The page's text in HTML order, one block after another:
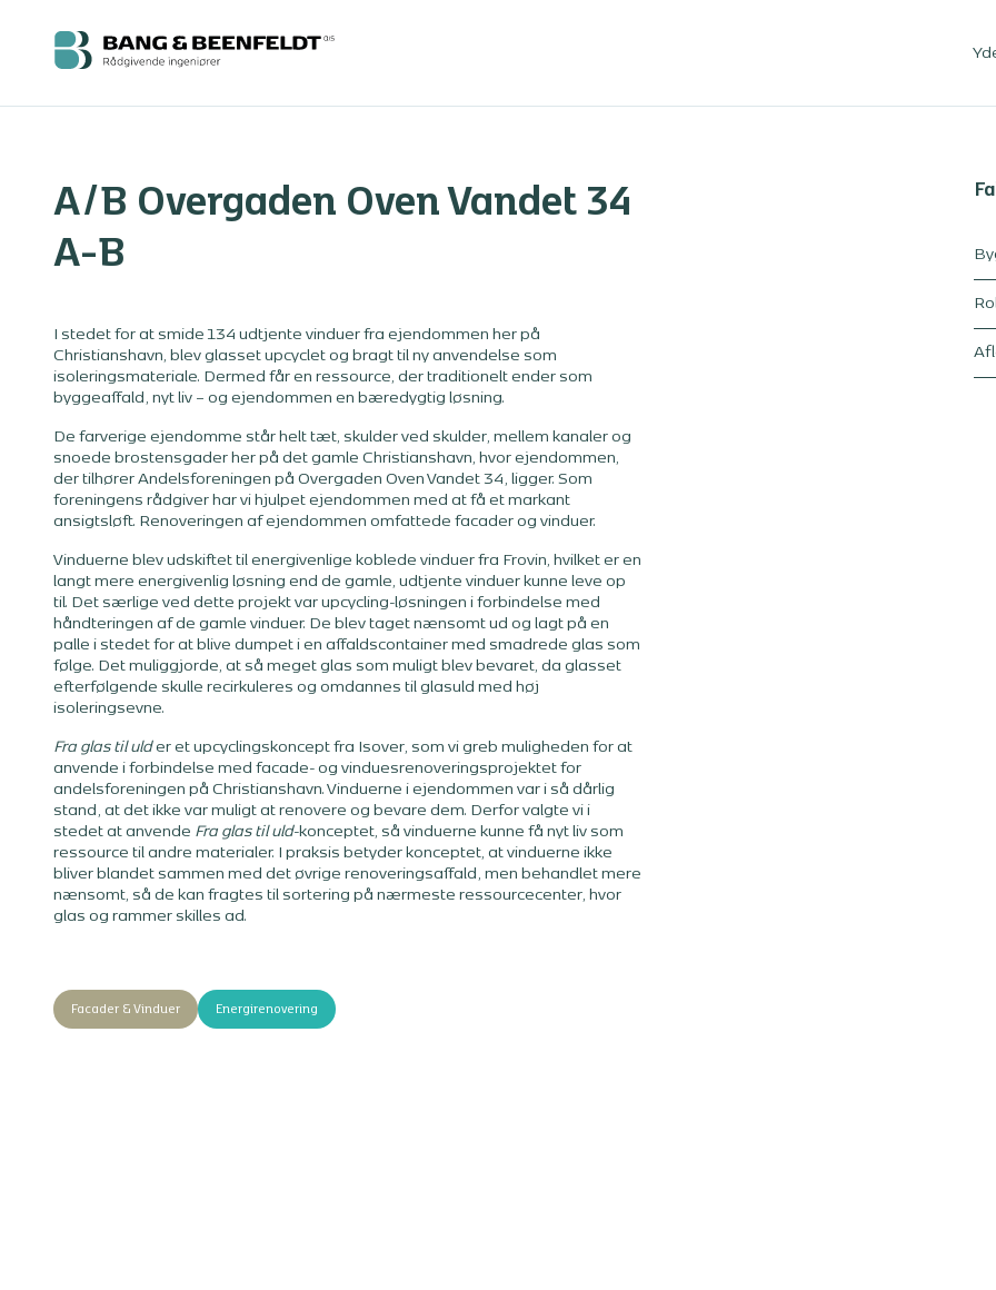
A/B Overgaden Oven Vandet 34
A-B
I stedet for at smide 134 udtjente vinduer fra ejendommen her på
Christianshavn, blev glasset upcyclet og bragt til ny anvendelse som
isoleringsmateriale. Dermed får en ressource, der traditionelt ender som
byggeaffald, nyt liv – og ejendommen en bæredygtig løsning.
De farverige ejendomme står helt tæt, skulder ved skulder, mellem kanaler og
snoede brostensgader her på det gamle Christianshavn, hvor ejendommen,
der tilhører Andelsforeningen på Overgaden Oven Vandet 34, ligger. Som
foreningens rådgiver har vi hjulpet ejendommen med at få et markant
ansigtsløft. Renoveringen af ejendommen omfattede facader og vinduer.
Vinduerne blev udskiftet til energivenlige koblede vinduer fra Frovin, hvilket er en
langt mere energivenlig løsning end de gamle, udtjente vinduer kunne leve op
til. Det særlige ved dette projekt var upcycling-løsningen i forbindelse med
håndteringen af de gamle vinduer. De blev taget nænsomt ud og lagt på en
palle i stedet for at blive dumpet i en affaldscontainer med smadrede glas som
følge. Det muliggjorde, at så meget glas som muligt blev bevaret, da glasset
efterfølgende skulle recirkuleres og omdannes til glasuld med høj
isoleringsevne.
Fra glas til ulder et upcyclingskoncept fra Isover, som vi greb muligheden for at
anvende i forbindelse med facade- og vinduesrenoveringsprojektet for
andelsforeningen på Christianshavn. Vinduerne i ejendommen var i så dårlig
stand, at det ikke var muligt at renovere og bevare dem. Derfor valgte vi i
stedet at anvende Fra glas til uld-konceptet, så vinduerne kunne få nyt liv som
ressource til andre materialer. I praksis betyder konceptet, at vinduerne ikke
bliver blandet sammen med det øvrige renoveringsaffald, men behandlet mere
nænsomt, så de kan fragtes til sortering på nærmeste ressourcecenter, hvor
glas og rammer skilles ad.
Facader & Vinduer Energirenovering